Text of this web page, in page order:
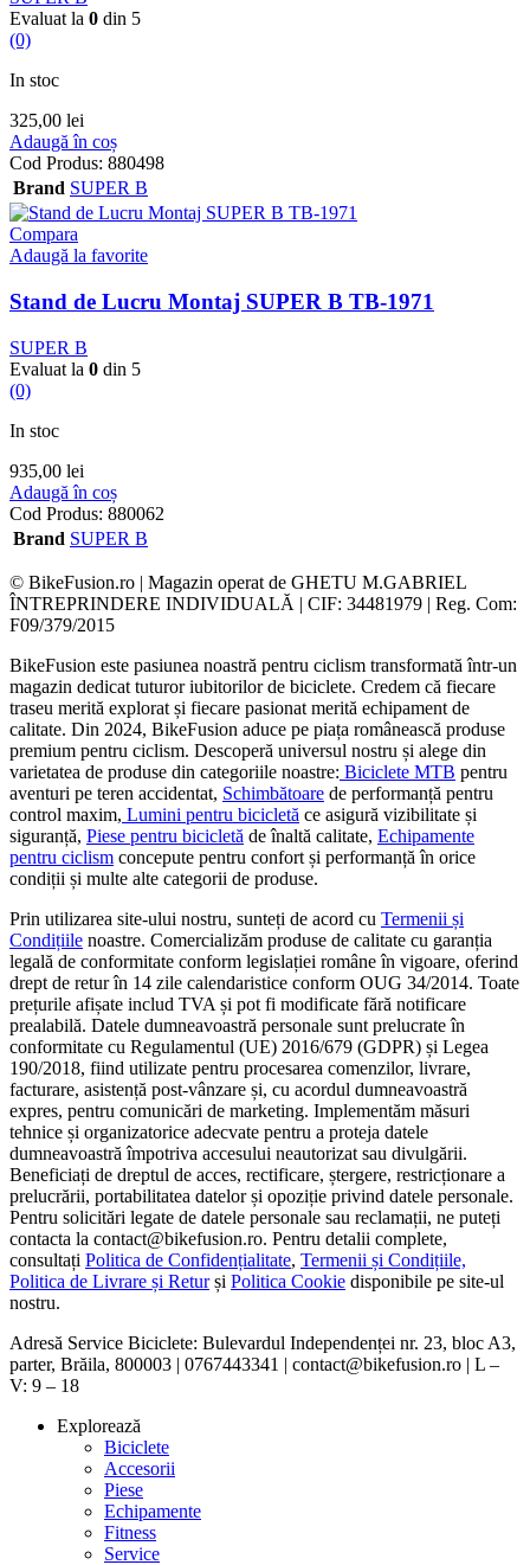
Evaluat la 0 din 5
(0)
In stoc
325,00 lei
Adaugă în coș
Cod Produs: 880498
Brand SUPER B
Compara
Adaugă la favorite
Stand de Lucru Montaj SUPER B TB-1971
SUPER B
Evaluat la 0 din 5
(0)
In stoc
935,00 lei
Adaugă în coș
Cod Produs: 880062
Brand SUPER B
© BikeFusion.ro | Magazin operat de GHETU M.GABRIEL
ÎNTREPRINDERE INDIVIDUALĂ | CIF: 34481979 | Reg. Com:
F09/379/2015
BikeFusion este pasiunea noastră pentru ciclism transformată într-un
magazin dedicat tuturor iubitorilor de biciclete. Credem că fiecare
traseu merită explorat și fiecare pasionat merită echipament de
calitate. Din 2024, BikeFusion aduce pe piața românească produse
premium pentru ciclism. Descoperă universul nostru și alege din
varietatea de produse din categoriile noastre: Biciclete MTB pentru
aventuri pe teren accidentat, Schimbătoare de performanță pentru
control maxim, Lumini pentru bicicletă ce asigură vizibilitate și
siguranță, Piese pentru bicicletă de înaltă calitate, Echipamente
pentru ciclism concepute pentru confort și performanță în orice
condiții și multe alte categorii de produse.
Prin utilizarea site-ului nostru, sunteți de acord cu Termenii și
Condițiile noastre. Comercializăm produse de calitate cu garanția
legală de conformitate conform legislației române în vigoare, oferind
drept de retur în 14 zile calendaristice conform OUG 34/2014. Toate
prețurile afișate includ TVA și pot fi modificate fără notificare
prealabilă. Datele dumneavoastră personale sunt prelucrate în
conformitate cu Regulamentul (UE) 2016/679 (GDPR) și Legea
190/2018, fiind utilizate pentru procesarea comenzilor, livrare,
facturare, asistență post-vânzare și, cu acordul dumneavoastră
expres, pentru comunicări de marketing. Implementăm măsuri
tehnice și organizatorice adecvate pentru a proteja datele
dumneavoastră împotriva accesului neautorizat sau divulgării.
Beneficiați de dreptul de acces, rectificare, ștergere, restricționare a
prelucrării, portabilitatea datelor și opoziție privind datele personale.
Pentru solicitări legate de datele personale sau reclamații, ne puteți
contacta la contact@bikefusion.ro. Pentru detalii complete,
consultați Politica de Confidențialitate, Termenii și Condițiile,
Politica de Livrare și Returși Politica Cookie disponibile pe site-ul
nostru.
Adresă Service Biciclete: Bulevardul Independenței nr. 23, bloc A3,
parter, Brăila, 800003 | 0767443341 | contact@bikefusion.ro | L –
V: 9 – 18
Explorează
Biciclete
Accesorii
Piese
Echipamente
Fitness
Service